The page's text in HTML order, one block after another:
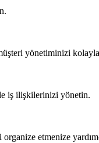
yönetiminizi
iş ilişkilerinizi yönetin.
etmenize